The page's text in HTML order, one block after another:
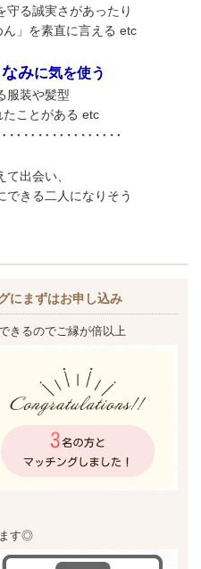
守る誠実さがあったり
ん」を素直に言える etc
みに気を使う
服装や髪型
ことがある etc
出会い、
できる二人になりそう
にまずはお申し込み
きるのでご縁が倍以上
ます◎